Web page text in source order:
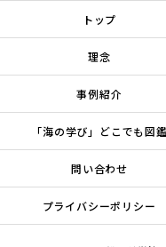
トップ
理念
事例紹介
「海の学び」どこでも図鑑
問い合わせ
プライバシーポリシー